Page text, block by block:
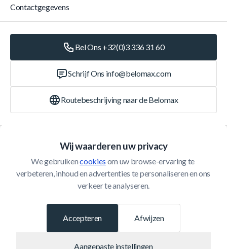
Wij waarderen uw privacy
We gebruiken cookies om uw browse-ervaring te
verbeteren, inhoud en advertenties te personaliseren en ons
verkeer te analyseren.
Afwijzen
Aangepaste instellingen
Accepteren
Klantenservice
Contactgegevens
Bel Ons +32(0)3 336 31 60
Schrijf Ons info@belomax.com
Routebeschrijving naar de Belomax